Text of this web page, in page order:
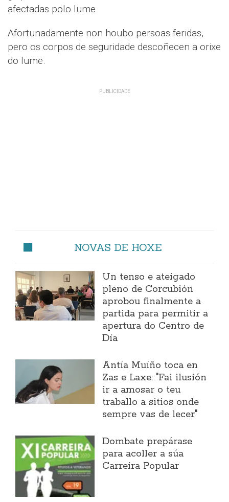
afectadas polo lume.
Afortunadamente non houbo persoas feridas,
pero os corpos de seguridade descoñecen a orixe
do lume.
NOVAS DE HOXE
Un tenso e ateigado
pleno de Corcubión
aprobou finalmente a
partida para permitir a
apertura do Centro de
Día
Antía Muíño toca en
Zas e Laxe: "Fai ilusión
ir a amosar o teu
traballo a sitios onde
sempre vas de lecer"
Dombate prepárase
para acoller a súa
Carreira Popular